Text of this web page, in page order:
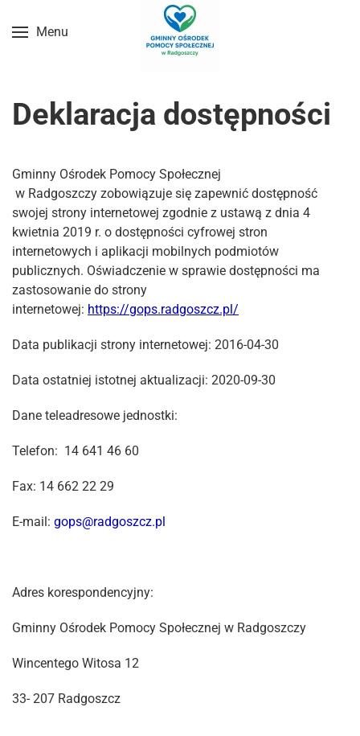
Przejdź do treści głównej
Menu
Deklaracja dostępności
Gminny Ośrodek Pomocy Społecznej
w Radgoszczy zobowiązuje się zapewnić dostępność
swojej strony internetowej zgodnie z ustawą z dnia 4
kwietnia 2019 r. o dostępności cyfrowej stron
internetowych i aplikacji mobilnych podmiotów
publicznych. Oświadczenie w sprawie dostępności ma
zastosowanie do strony
internetowej: https://gops.radgoszcz.pl/
Data publikacji strony internetowej: 2016-04-30
Data ostatniej istotnej aktualizacji: 2020-09-30
Dane teleadresowe jednostki:
Telefon: 14 641 46 60
Fax: 14 662 22 29
E-mail: gops@radgoszcz.pl
Adres korespondencyjny:
Gminny Ośrodek Pomocy Społecznej w Radgoszczy
Wincentego Witosa 12
33- 207 Radgoszcz